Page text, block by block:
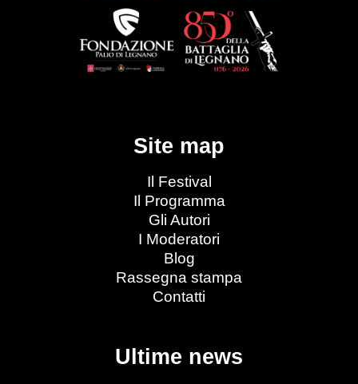
Site map
Il Festival
Il Programma
Gli Autori
I Moderatori
Blog
Rassegna stampa
Contatti
Ultime news